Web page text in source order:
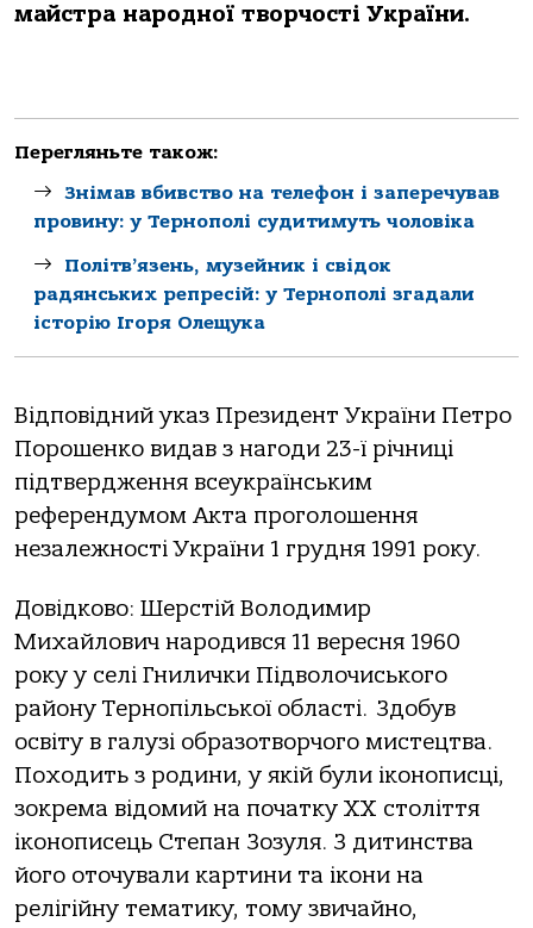
майстра народної творчості України.
Перегляньте також:
Знімав вбивство на телефон і заперечував
провину: у Тернополі судитимуть чоловіка
Політв’язень, музейник і свідок
радянських репресій: у Тернополі згадали
історію Ігоря Олещука
Відповідний указ Президент України Петро
Порошенко видав з нагоди 23-ї річниці
підтвердження всеукраїнським
референдумом Акта проголошення
незалежності України 1 грудня 1991 року.
Довідково: Шерстій Володимир
Михайлович народився 11 вересня 1960
року у селі Гнилички Підволочиського
району Тернопільської області. Здобув
освіту в галузі образотворчого мистецтва.
Походить з родини, у якій були іконописці,
зокрема відомий на початку ХХ століття
іконописець Степан Зозуля. З дитинства
його оточували картини та ікони на
релігійну тематику, тому звичайно,